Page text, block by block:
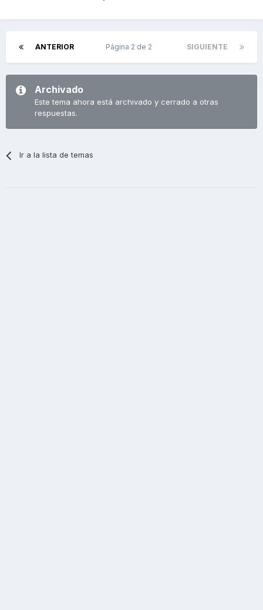
ANTERIOR SIGUIENTE
Página 2 de 2
Archivado
Este tema ahora está archivado y cerrado a otras
respuestas.
Ir a la lista de temas